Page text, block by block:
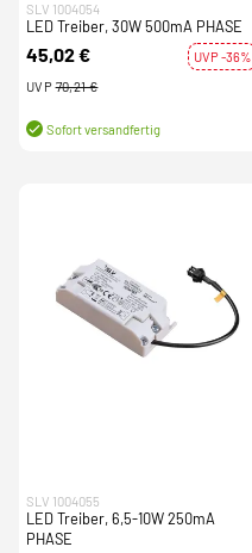
SLV 1004054
LED Treiber, 30W 500mA PHASE
45,02 €
UVP -36%
UVP 70,21 €
Sofort versandfertig
SLV 1004055
LED Treiber, 6,5-10W 250mA
PHASE